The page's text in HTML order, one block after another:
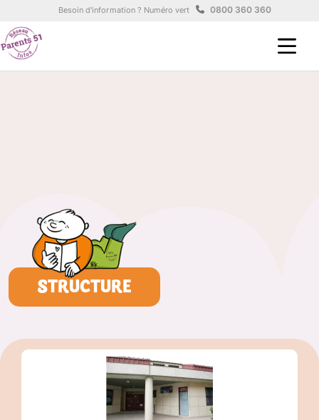
Aller au contenu principal
Besoin d'information ? Numéro vert 0800 360 360
STRUCTURE
Panneau de gestion des cookies